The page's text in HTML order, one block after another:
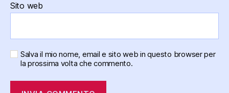
Sito web
Salva il mio nome, email e sito web in questo browser per
la prossima volta che commento.